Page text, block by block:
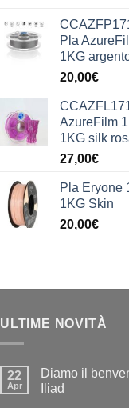
Pla
1KG
20,00€
AzureFilm
1KG silk
27,00€
Pla Eryone
1KG Skin
20,00€
ULTIME NOVITÀ
22
Apr
Diamo il
Iliad